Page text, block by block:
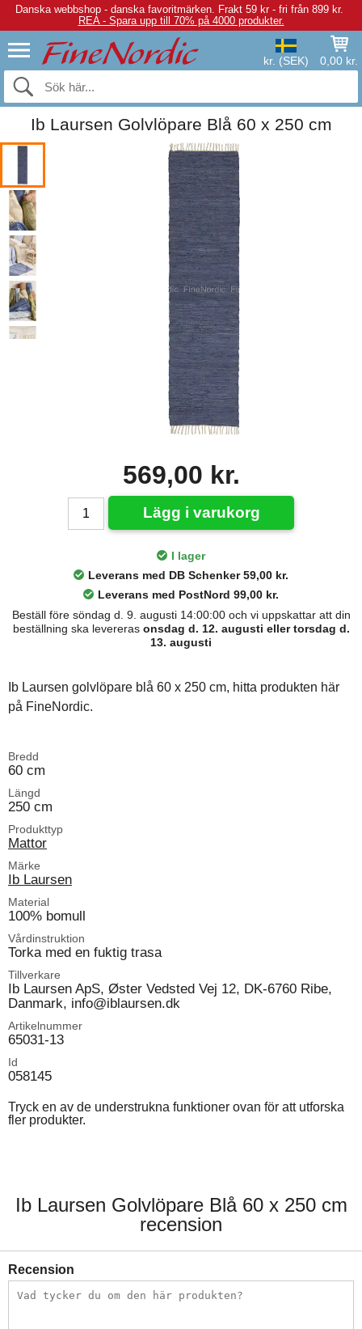
Danska webbshop - danska favoritmärken. Frakt 59 kr - fri från 899 kr.
REA - Spara upp till 70% på 4000 produkter.
kr. (SEK) 0,00 kr.
Ib Laursen Golvlöpare Blå 60 x 250 cm
569,00 kr.
Lägg i varukorg
I lager
Leverans med DB Schenker 59,00 kr.
Leverans med PostNord 99,00 kr.
Beställ före söndag d. 9. augusti 14:00:00 och vi uppskattar att din
beställning ska levereras onsdag d. 12. augusti eller torsdag d.
13. augusti
Ib Laursen golvlöpare blå 60 x 250 cm, hitta produkten här
på FineNordic.
Bredd
60 cm
Längd
250 cm
Produkttyp
Mattor
Märke
Ib Laursen
Material
100% bomull
Vårdinstruktion
Torka med en fuktig trasa
Tillverkare
Ib Laursen ApS, Øster Vedsted Vej 12, DK-6760 Ribe,
Danmark, info@iblaursen.dk
Artikelnummer
65031-13
Id
058145
Tryck en av de understrukna funktioner ovan för att utforska
fler produkter.
Ib Laursen Golvlöpare Blå 60 x 250 cm
recension
Recension